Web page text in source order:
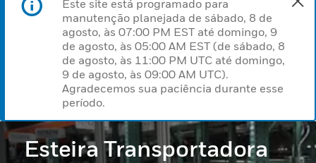
Este site está programado para
manutenção planejada de sábado, 8 de
agosto, às 07:00 PM EST até domingo, 9
de agosto, às 05:00 AM EST (de sábado, 8
de agosto, às 11:00 PM UTC até domingo,
9 de agosto, às 09:00 AM UTC).
Agradecemos sua paciência durante esse
período.
Esteira Transportadora